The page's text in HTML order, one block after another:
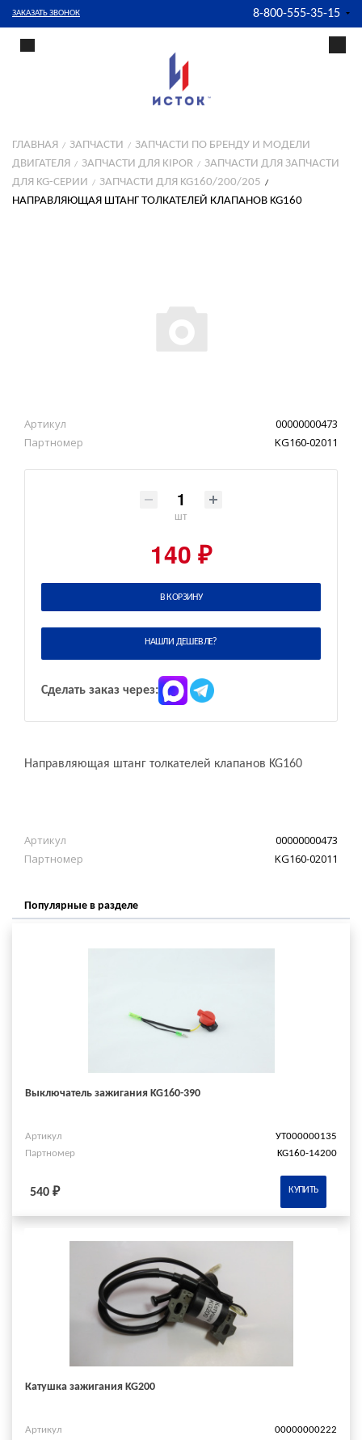
ЗАКАЗАТЬ ЗВОНОК 8-800-555-35-15
ГЛАВНАЯ ЗАПЧАСТИ
ЗАПЧАСТИ ПО БРЕНДУ И МОДЕЛИ
ДВИГАТЕЛЯ
ЗАПЧАСТИ ДЛЯ KIPOR
ЗАПЧАСТИ ДЛЯ ЗАПЧАСТИ
ДЛЯ KG-СЕРИИ
ЗАПЧАСТИ ДЛЯ KG160/200/205
НАПРАВЛЯЮЩАЯ ШТАНГ ТОЛКАТЕЛЕЙ КЛАПАНОВ KG160
Артикул
00000000473
Партномер
KG160-02011
шт
140 ₽
В КОРЗИНУ
НАШЛИ ДЕШЕВЛЕ?
Сделать заказ через:
Направляющая штанг толкателей клапанов KG160
Артикул
00000000473
Партномер
KG160-02011
Популярные в разделе
Выключатель зажигания KG160-390
Артикул
УТ000000135
Партномер
KG160-14200
540 ₽ КУПИТЬ
Катушка зажигания KG200
Артикул
00000000222